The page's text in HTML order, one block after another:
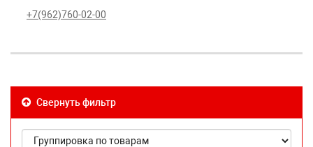
+7(962)760-02-00
Свернуть фильтр